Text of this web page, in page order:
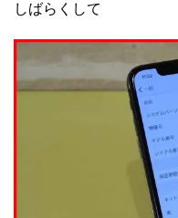
しばらくして